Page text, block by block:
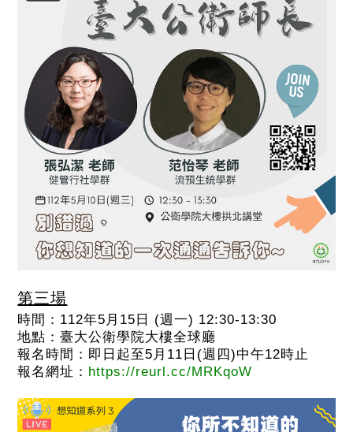
第三場
時間： 112年5 月 15 日 (週一) 12:30-13:30
地點：臺大公衛學院大樓全球廳
報名時間：即日起至 5 月 11 日 (週四)中午12時止
報名網址： https://reurl.cc/MRKqoW